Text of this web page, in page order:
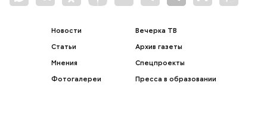
Новости
Статьи
Мнения
Фотогалереи
Вечерка ТВ
Архив газеты
Спецпроекты
Пресса в образовании